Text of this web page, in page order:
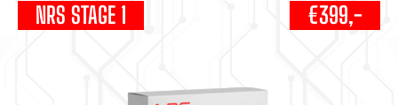
NRS STAGE 1 €399,-